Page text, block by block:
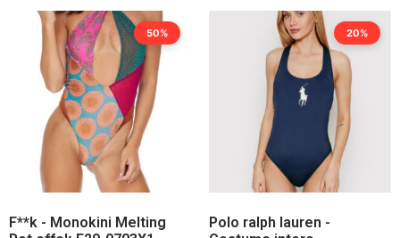
50%
F**k - Monokini Melting
20%
Polo ralph lauren -